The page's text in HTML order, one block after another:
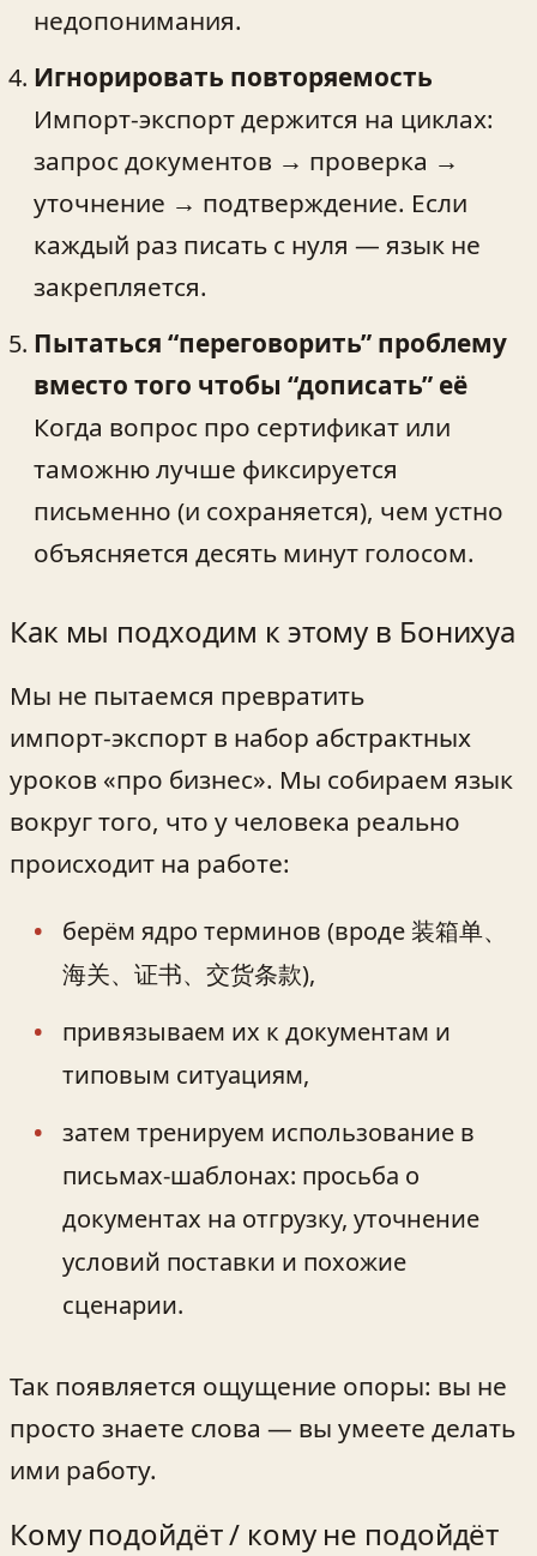
недопонимания.
Игнорировать повторяемость
Импорт‑экспорт держится на циклах:
запрос документов → проверка →
уточнение → подтверждение. Если
каждый раз писать с нуля — язык не
закрепляется.
Пытаться “переговорить” проблему
вместо того чтобы “дописать” её
Когда вопрос про сертификат или
таможню лучше фиксируется
письменно (и сохраняется), чем устно
объясняется десять минут голосом.
Как мы подходим к этому в Бонихуа
Мы не пытаемся превратить
импорт‑экспорт в набор абстрактных
уроков «про бизнес». Мы собираем язык
вокруг того, что у человека реально
происходит на работе:
берём ядро терминов (вроде 装箱单、
海关、证书、交货条款),
привязываем их к документам и
типовым ситуациям,
затем тренируем использование в
письмах‑шаблонах: просьба о
документах на отгрузку, уточнение
условий поставки и похожие
сценарии.
Так появляется ощущение опоры: вы не
просто знаете слова — вы умеете делать
ими работу.
Кому подойдёт / кому не подойдёт